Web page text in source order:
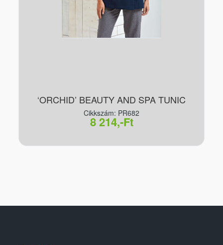
‘ORCHID’ BEAUTY AND SPA TUNIC
Cikkszám: PR682
8 214,-Ft